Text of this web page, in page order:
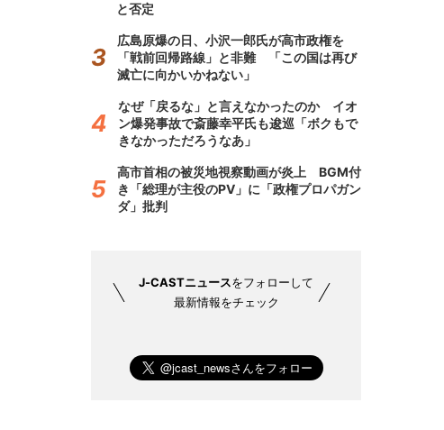
と否定
広島原爆の日、小沢一郎氏が高市政権を
「戦前回帰路線」と非難 「この国は再び
滅亡に向かいかねない」
なぜ「戻るな」と言えなかったのか イオ
ン爆発事故で斎藤幸平氏も逡巡「ボクもで
きなかっただろうなあ」
高市首相の被災地視察動画が炎上 BGM付
き「総理が主役のPV」に「政権プロパガン
ダ」批判
J-CASTニュースをフォローして
最新情報をチェック